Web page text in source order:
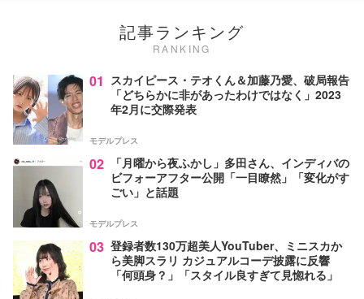
記事ランキング
RANKING
01 スカイピース・テオくん＆加藤乃愛、破局報告
「どちらかに非があったわけではなく」2023
年2月に交際発表
モデルプレス
02
「月曜から夜ふかし」多田さん、インディバの
ビフォーアフター公開「一目瞭然」「変化がす
ごい」と話題
モデルプレス
03 登録者数130万超美人YouTuber、ミニスカか
ら美脚スラリ カジュアルコーデ披露に反響
「何頭身？」「スタイル良すぎて見惚れる」